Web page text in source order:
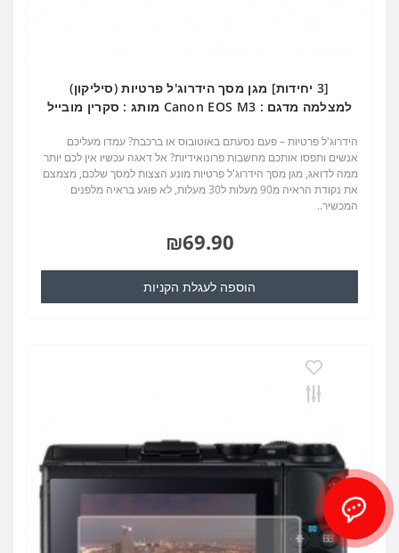
[3 יחידות] מגן מסך הידרוג'ל פרטיות (סיליקון)
למצלמה מדגם : Canon EOS M3 מותג : סקרין מובייל
הידרוג'ל פרטיות – פעם נסעתם באוטובוס או ברכבת? עמדו מעליכם
אנשים ותפסו אותכם מחשבות פרונואידיות? אל דאגה עכשיו אין לכם יותר
ממה לדואג, מגן מסך הידרוג'ל פרטיות מונע הצצות למסך שלכם, מצמצם
את נקודת הראיה מ90 מעלות ל30 מעלות, לא פוגע בראיה מלפנים
המכשיר..
₪69.90
הוספה לעגלת הקניות